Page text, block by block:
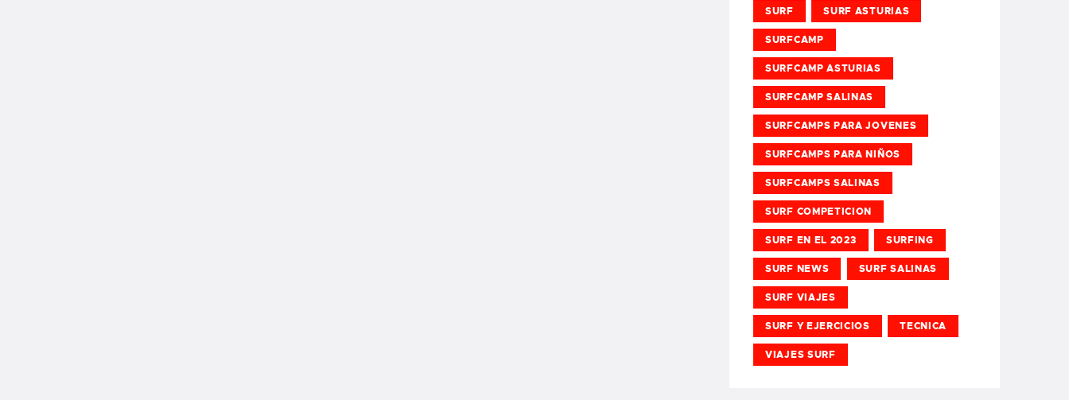
SURF SURF ASTURIAS
SURFCAMP
SURFCAMP ASTURIAS
SURFCAMP SALINAS
SURFCAMPS PARA JOVENES
SURFCAMPS PARA NIÑOS
SURFCAMPS SALINAS
SURF COMPETICION
SURF EN EL 2023 SURFING
SURF NEWS SURF SALINAS
SURF VIAJES
SURF Y EJERCICIOS TECNICA
VIAJES SURF